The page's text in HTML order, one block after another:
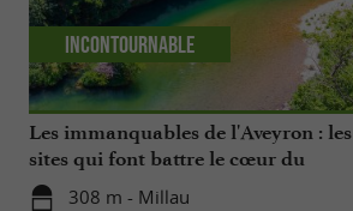
Les immanquables de l'Aveyron : les
sites qui font battre le cœur du
département
308 m - Millau
Incontournable